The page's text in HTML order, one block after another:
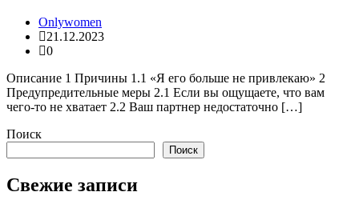
Onlywomen
21.12.2023
0
Описание 1 Причины 1.1 «Я его больше не привлекаю» 2
Предупредительные меры 2.1 Если вы ощущаете, что вам
чего-то не хватает 2.2 Ваш партнер недостаточно […]
Поиск
Поиск
Свежие записи